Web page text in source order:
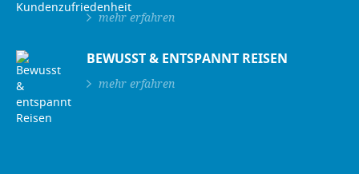
mehr erfahren
BEWUSST & ENTSPANNT REISEN
mehr erfahren